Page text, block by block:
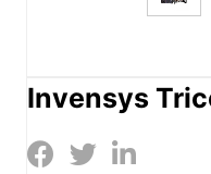
Invensys